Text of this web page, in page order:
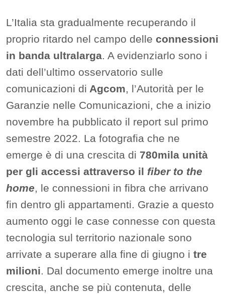
L’Italia sta gradualmente recuperando il
proprio ritardo nel campo delle connessioni
in banda ultralarga. A evidenziarlo sono i
dati dell’ultimo osservatorio sulle
comunicazioni di Agcom, l’Autorità per le
Garanzie nelle Comunicazioni, che a inizio
novembre ha pubblicato il report sul primo
semestre 2022. La fotografia che ne
emerge è di una crescita di 780mila unità
per gli accessi attraverso il fiber to the
home, le connessioni in fibra che arrivano
fin dentro gli appartamenti. Grazie a questo
aumento oggi le case connesse con questa
tecnologia sul territorio nazionale sono
arrivate a superare alla fine di giugno i tre
milioni. Dal documento emerge inoltre una
crescita, anche se più contenuta, delle